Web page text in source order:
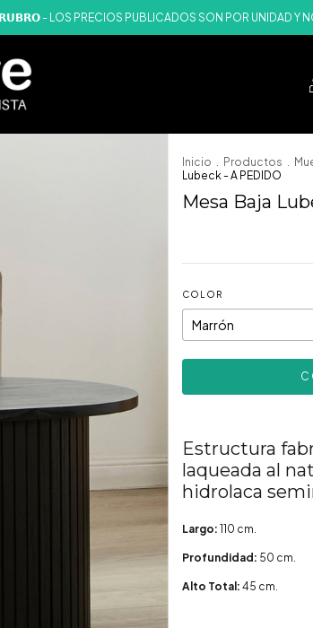
PRECIOS PUBLICADOS SON POR UNIDAD Y NO
Inicio . Productos .
Lubeck - A PEDIDO
Mesa Baja
COLOR
Estructura
laqueada al
hidrolaca
Largo: 110 cm.
Profundidad: 50 cm.
Alto Total: 45 cm.